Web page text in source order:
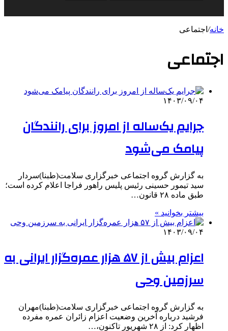
خانه/ اجتماعی
اجتماعی
۱۴۰۳/۰۹/۰۴
جرایم یک‌ساله از امروز برای رانندگان
پیامک می‌شود
به گزارش گروه اجتماعی خبرگزاری سلامت(طبنا)سردار
سید تیمور حسینی رئیس پلیس راهور فراجا اعلام کرده است؛
طبق ماده ۲۸ قانون…
بیشتر بخوانید »
۱۴۰۳/۰۹/۰۴
اعزام بیش از ۵۷ هزار عمره‌گزار ایرانی به
سرزمین وحی
به گزارش گروه اجتماعی خبرگزاری سلامت(طبنا)مهران
فرشید درباره آخرین وضعیت اعزام زائران عمره مفرده
اظهار کرد: از ۲۸ شهریور تاکنون،…